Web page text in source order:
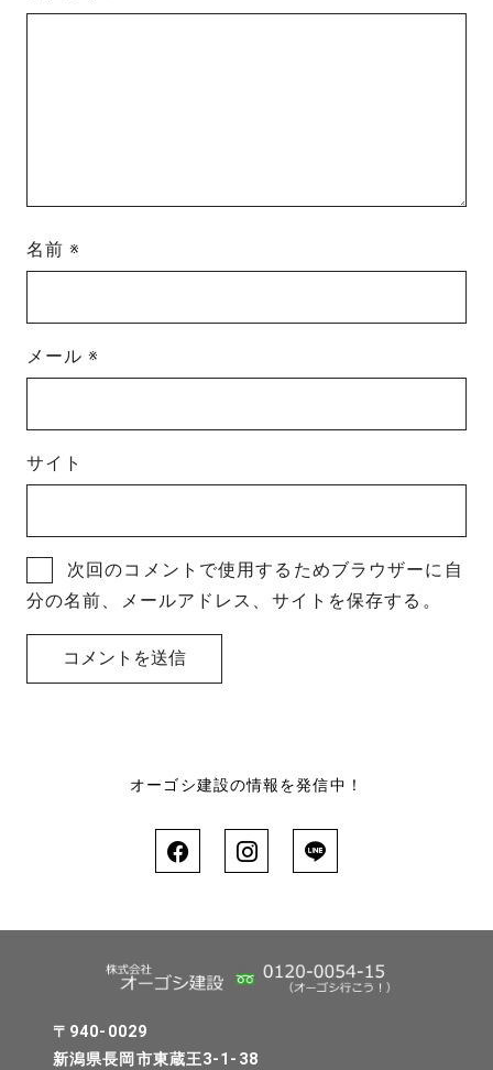
名前※
メール※
サイト
次回のコメントで使用するためブラウザーに自
分の名前、メールアドレス、サイトを保存する。
オーゴシ建設の情報を発信中！
〒940-0029
新潟県長岡市東蔵王3-1-38